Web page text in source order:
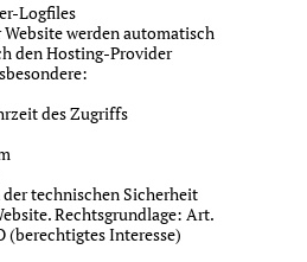
Logfiles
Website werden automatisch
den Hosting-Provider
des Zugriffs
technischen Sicherheit
Rechtsgrundlage: Art.
(berechtigtes Interesse)